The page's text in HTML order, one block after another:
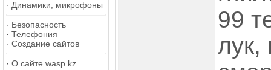
· Динамики, микрофоны
· Безопасность
· Телефония
· Создание сайтов
· О сайте wasp.kz...
99
лук,